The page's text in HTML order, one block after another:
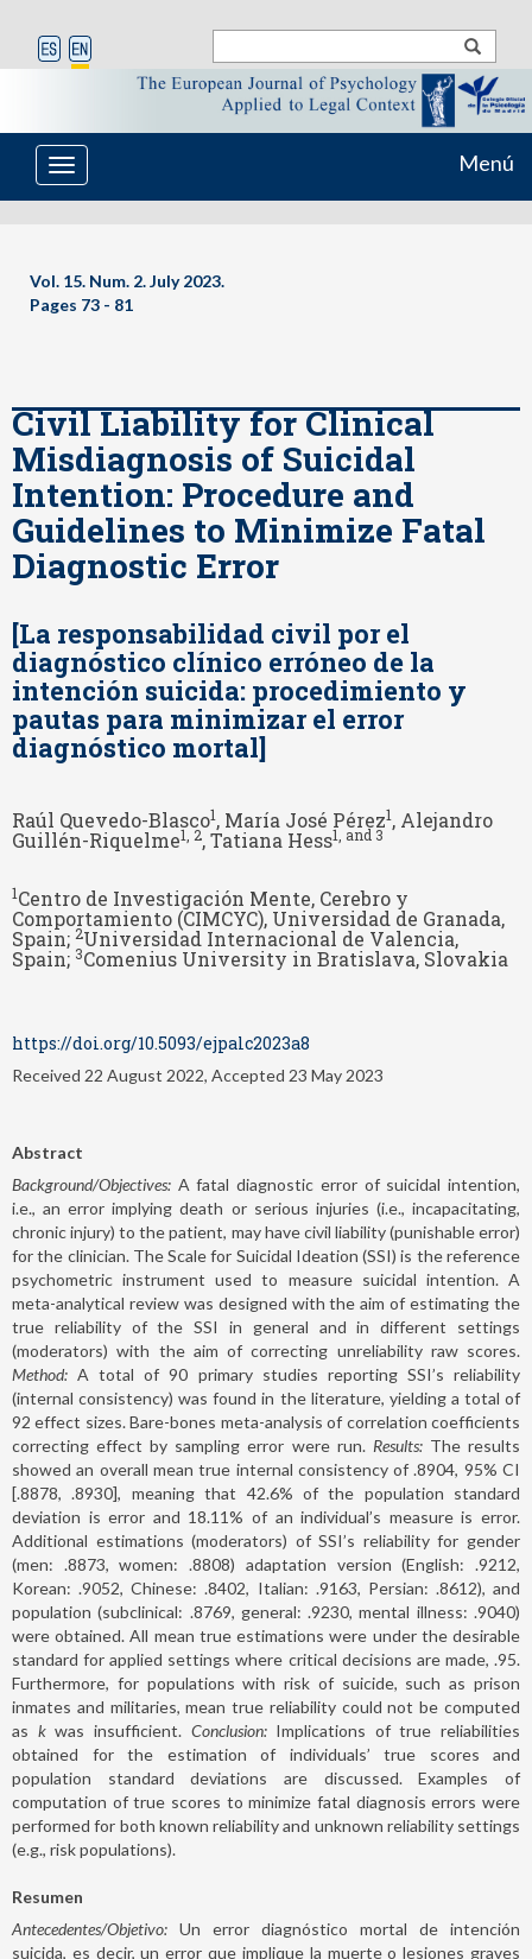
Toggle
navigation
Menú
Vol. 15. Num. 2. July 2023.
Pages 73 - 81
Civil Liability for Clinical
Misdiagnosis of Suicidal
Intention: Procedure and
Guidelines to Minimize Fatal
Diagnostic Error
[La responsabilidad civil por el
diagnóstico clínico erróneo de la
intención suicida: procedimiento y
pautas para minimizar el error
diagnóstico mortal]
Raúl Quevedo-Blasco1, María José Pérez1, Alejandro
Guillén-Riquelme1, 2, Tatiana Hess1 , and 3
1Centro de Investigación Mente, Cerebro y
Comportamiento (CIMCYC), Universidad de Granada,
Spain; 2Universidad Internacional de Valencia,
Spain; 3Comenius University in Bratislava, Slovakia
https://doi.org/10.5093/ejpalc2023a8
Received 22 August 2022, Accepted 23 May 2023
Abstract
Background/Objectives: A fatal diagnostic error of suicidal intention,
i.e., an error implying death or serious injuries (i.e., incapacitating,
chronic injury) to the patient, may have civil liability (punishable error)
for the clinician. The Scale for Suicidal Ideation (SSI) is the reference
psychometric instrument used to measure suicidal intention. A
meta-analytical review was designed with the aim of estimating the
true reliability of the SSI in general and in different settings
(moderators) with the aim of correcting unreliability raw scores.
Method: A total of 90 primary studies reporting SSI’s reliability
(internal consistency) was found in the literature, yielding a total of
92 effect sizes. Bare-bones meta-analysis of correlation coefficients
correcting effect by sampling error were run. Results:The results
showed an overall mean true internal consistency of .8904, 95% CI
[.8878, .8930], meaning that 42.6% of the population standard
deviation is error and 18.11% of an individual’s measure is error.
Additional estimations (moderators) of SSI’s reliability for gender
(men: .8873, women: .8808) adaptation version (English: .9212,
Korean: .9052, Chinese: .8402, Italian: .9163, Persian: .8612), and
population (subclinical: .8769, general: .9230, mental illness: .9040)
were obtained. All mean true estimations were under the desirable
standard for applied settings where critical decisions are made, .95.
Furthermore, for populations with risk of suicide, such as prison
inmates and militaries, mean true reliability could not be computed
as kwas insufficient. Conclusion:Implications of true reliabilities
obtained for the estimation of individuals’ true scores and
population standard deviations are discussed. Examples of
computation of true scores to minimize fatal diagnosis errors were
performed for both known reliability and unknown reliability settings
(e.g., risk populations).
Resumen
Antecedentes/Objetivo: Un error diagnóstico mortal de intención
suicida, es decir, un error que implique la muerte o lesiones graves